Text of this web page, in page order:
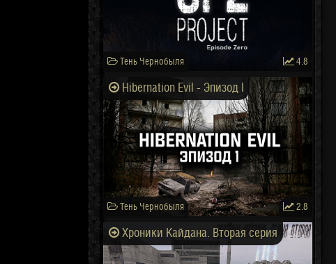
Тень Чернобыля 4.8
Hibernation Evil - Эпизод I
Тень Чернобыля 2.8
Хроники Кайдана. Вторая серия